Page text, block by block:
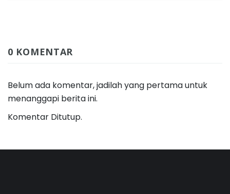
0 KOMENTAR
Belum ada komentar, jadilah yang pertama untuk
menanggapi berita ini.
Komentar Ditutup.